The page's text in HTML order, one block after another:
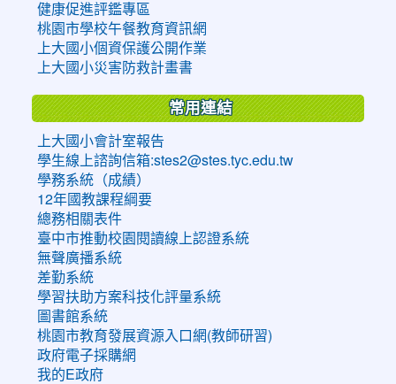
健康促進評鑑專區
桃園市學校午餐教育資訊網
上大國小個資保護公開作業
上大國小災害防救計畫書
常用連結
上大國小會計室報告
學生線上諮詢信箱:stes2@stes.tyc.edu.tw
學務系統（成績）
12年國教課程綱要
總務相關表件
臺中市推動校園閱讀線上認證系統
無聲廣播系統
差勤系統
學習扶助方案科技化評量系統
圖書館系統
桃園市教育發展資源入口網(教師研習)
政府電子採購網
我的E政府